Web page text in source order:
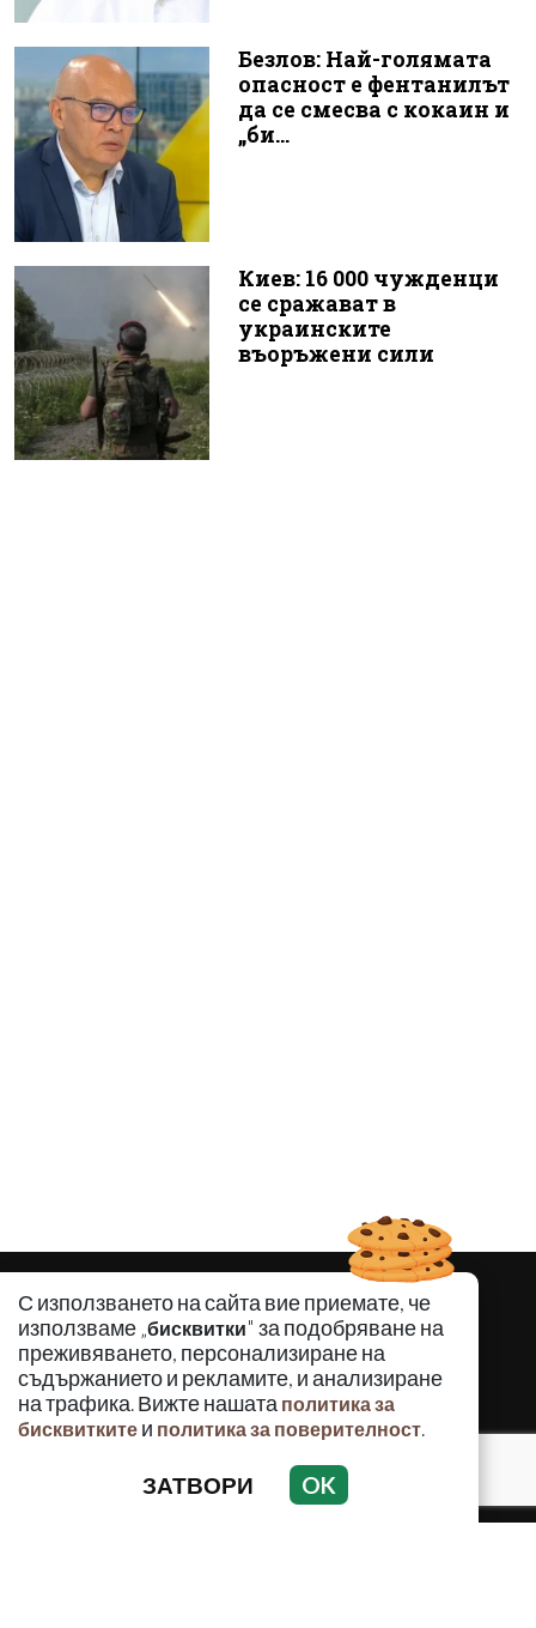
Безлов: Най-голямата
опасност е фентанилът
да се смесва с кокаин и
„би...
Киев: 16 000 чужденци
се сражават в
украинските
въоръжени сили
С използването на сайта вие приемате, че
използваме „бисквитки" за подобряване на
преживяването, персонализиране на
съдържанието и рекламите, и анализиране
на трафика. Вижте нашата политика за
бисквитките и политика за поверителност.
ЗАТВОРИ OK